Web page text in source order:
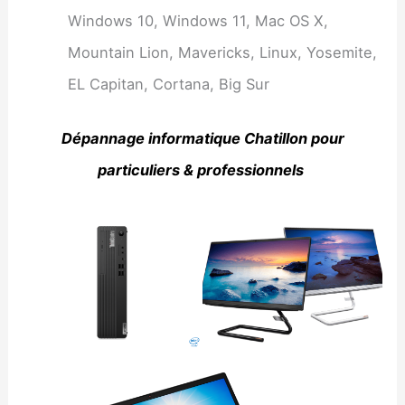
Windows 10, Windows 11, Mac OS X,
Mountain Lion, Mavericks, Linux, Yosemite,
EL Capitan, Cortana, Big Sur
Dépannage informatique Chatillon pour
particuliers & professionnels